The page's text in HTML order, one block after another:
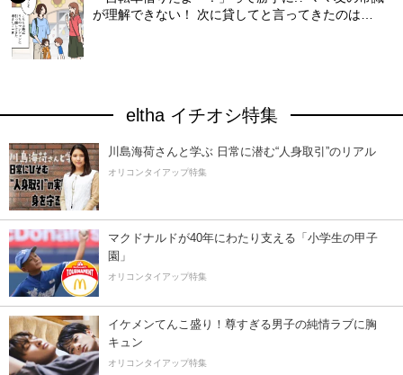
が理解できない！ 次に貸してと言ってきたのは…
eltha イチオシ特集
川島海荷さんと学ぶ 日常に潜む“人身取引”のリアル
オリコンタイアップ特集
マクドナルドが40年にわたり支える「小学生の甲子
園」
オリコンタイアップ特集
イケメンてんこ盛り！尊すぎる男子の純情ラブに胸
キュン
オリコンタイアップ特集